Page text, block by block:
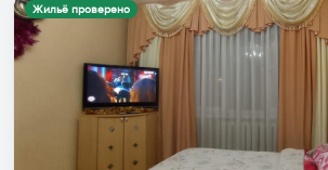
Жильё проверено